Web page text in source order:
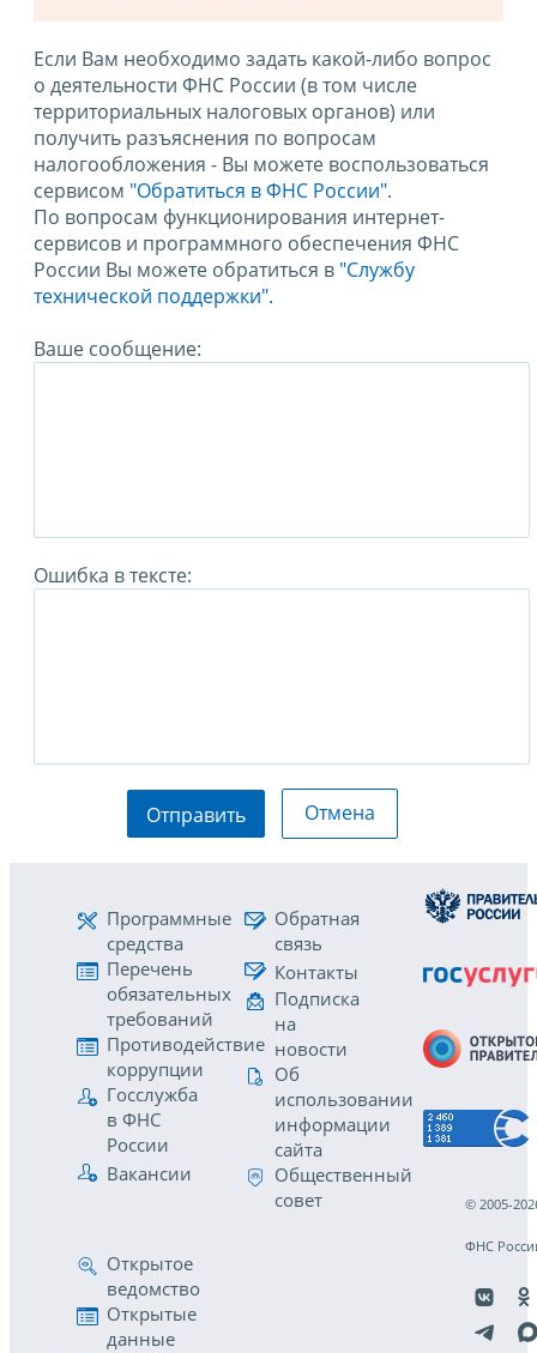
Если Вам необходимо задать какой-либо вопрос
о деятельности ФНС России (в том числе
территориальных налоговых органов) или
получить разъяснения по вопросам
налогообложения - Вы можете воспользоваться
сервисом "Обратиться в ФНС России".
По вопросам функционирования интернет-
сервисов и программного обеспечения ФНС
России Вы можете обратиться в "Службу
технической поддержки".
Ваше сообщение:
Ошибка в тексте:
Отправить Отмена
Программные
средства
Перечень
обязательных
требований
Противодействие
коррупции
Госслужба
в ФНС
России
Вакансии
Обратная
связь
Контакты
Подписка
на
новости
Об
использовании
информации
сайта
Общественный
совет
Открытое
ведомство
Открытые
данные
© 2005-
ФНС